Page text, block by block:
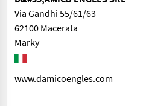
Via Gandhi 55/61/63
62100 Macerata
Marky
www.damicoengles.com